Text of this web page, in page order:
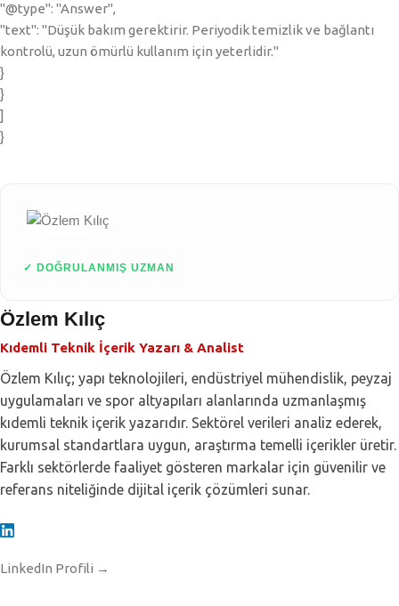
"@type": "Answer",
"text": "Düşük bakım gerektirir. Periyodik temizlik ve bağlantı
kontrolü, uzun ömürlü kullanım için yeterlidir."
}
}
]
}
✓ DOĞRULANMIŞ UZMAN
Özlem Kılıç
Kıdemli Teknik İçerik Yazarı & Analist
Özlem Kılıç; yapı teknolojileri, endüstriyel mühendislik, peyzaj
uygulamaları ve spor altyapıları alanlarında uzmanlaşmış
kıdemli teknik içerik yazarıdır. Sektörel verileri analiz ederek,
kurumsal standartlara uygun, araştırma temelli içerikler üretir.
Farklı sektörlerde faaliyet gösteren markalar için güvenilir ve
referans niteliğinde dijital içerik çözümleri sunar.
LinkedIn Profili →